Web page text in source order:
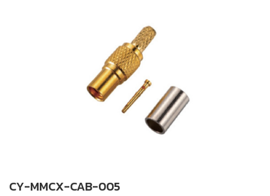
CY-MMCX-CAB-005